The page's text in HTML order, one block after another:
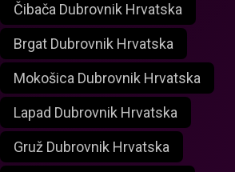
Čibača Dubrovnik Hrvatska
Brgat Dubrovnik Hrvatska
Mokošica Dubrovnik Hrvatska
Lapad Dubrovnik Hrvatska
Gruž Dubrovnik Hrvatska